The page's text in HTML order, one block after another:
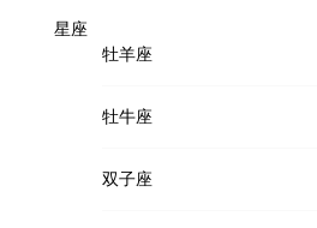
星座
牡羊座
牡牛座
双子座